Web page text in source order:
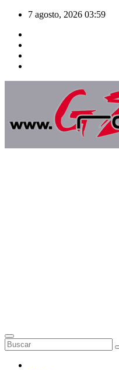
Saltar
contenido
7 agosto, 2026 03:59